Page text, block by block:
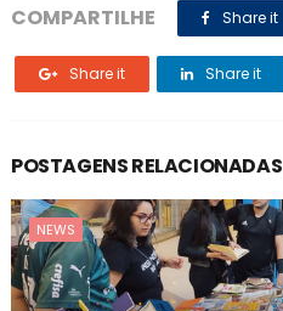
COMPARTILHE Share it
Share it Share it
POSTAGENS RELACIONADAS
NEWS